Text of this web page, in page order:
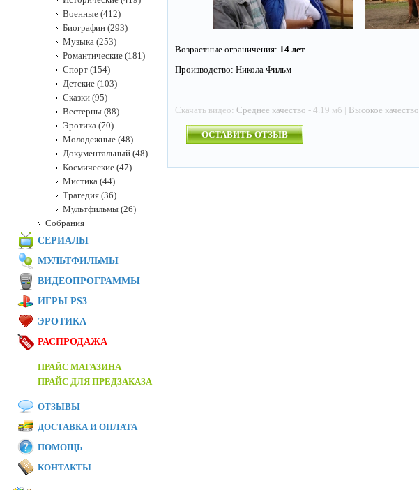
Возрастные ограничения: 14 лет
Производство: Никола Фильм
Скачать видео: Среднее качество - 4.19 мб | Высокое качество
ОСТАВИТЬ ОТЗЫВ
Военные (412)
Биографии (293)
Музыка (253)
Романтические (181)
Спорт (154)
Детские (103)
Сказки (95)
Вестерны (88)
Эротика (70)
Молодежные (48)
Документальный (48)
Космические (47)
Мистика (44)
Трагедия (36)
Мультфильмы (26)
Собрания
СЕРИАЛЫ
МУЛЬТФИЛЬМЫ
ВИДЕОПРОГРАММЫ
ИГРЫ PS3
ЭРОТИКА
РАСПРОДАЖА
ПРАЙС МАГАЗИНА
ПРАЙС ДЛЯ ПРЕДЗАКАЗА
ОТЗЫВЫ
ДОСТАВКА И ОПЛАТА
ПОМОЩЬ
КОНТАКТЫ